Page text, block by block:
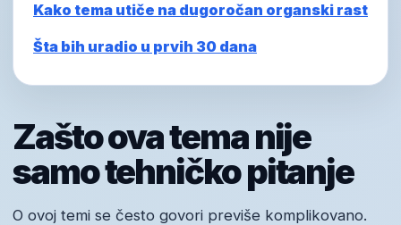
Kako tema utiče na dugoročan organski rast
Šta bih uradio u prvih 30 dana
Zašto ova tema nije
samo tehničko pitanje
O ovoj temi se često govori previše komplikovano.